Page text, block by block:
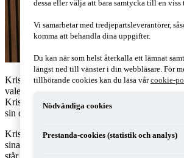
Kristdemokraterna står på tur i vår intervjuserie
valet. Oscar Warglo från PwC leder samtalet,
Kristdemokraternas skattepolitiska talesperson
sin och partiets syn på svensk skattepolitik.
Kristdemokraterna vill sänka inkomstskatten
sina inkomster och håller fast vid devisen
dessa eller välja att bara samtycka till en
Vi samarbetar med tredjepartsleverantörer,
komma att behandla dina uppgifter.
Du kan när som helst återkalla ett lämnat
längst ned till vänster i din webbläsare. För
tillhörande cookies kan du läsa vårcookie-
Nödvändiga cookies
Prestanda-cookies (statistik och analys)